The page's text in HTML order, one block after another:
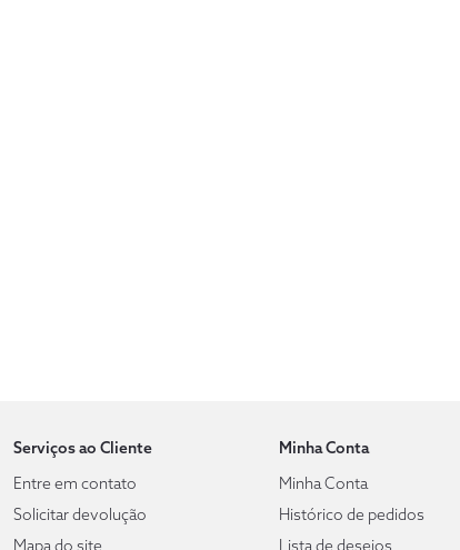
Serviços ao Cliente
Entre em contato
Solicitar devolução
Mapa do site
Minha Conta
Minha Conta
Histórico de pedidos
Lista de desejos